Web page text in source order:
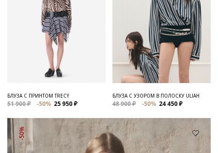
БЛУЗА С ПРИНТОМ TRECY
51 900 ₽ -50% 25 950 ₽
БЛУЗА С УЗОРОМ В ПОЛОСКУ ULIAH
48 900 ₽ -50% 24 450 ₽
-50%